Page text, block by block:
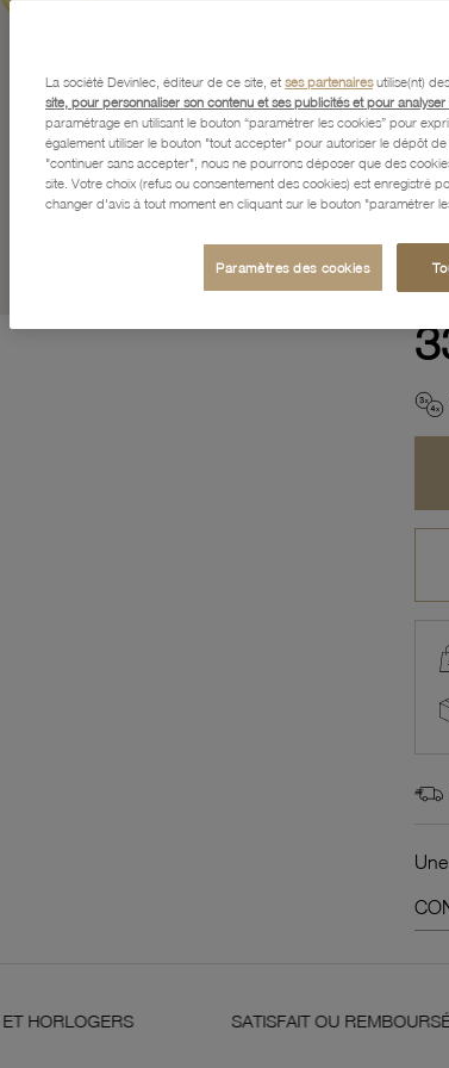
SATISFAIT OU REMBOURSÉ
La société Devinlec, éditeur de ce site, et ses partenairesutilise(nt)
site, pour personnaliser son contenu et ses publicités et pour analyser
paramétrage en utilisant le bouton “paramétrer les cookies” pour
également utiliser le bouton "tout accepter" pour autoriser le dépôt
"continuer sans accepter", nous ne pourrons déposer que des
site. Votre choix (refus ou consentement des cookies) est enregistré
changer d'avis à tout moment en cliquant sur le bouton "paramétrer
Paramètres des cookies